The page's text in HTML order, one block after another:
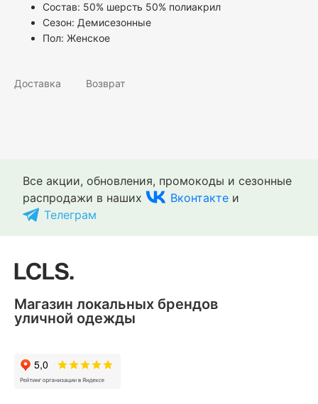
Состав: 50% шерсть 50% полиакрил
Сезон: Демисезонные
Пол: Женское
Доставка Возврат
Все акции, обновления, промокоды и сезонные
распродажи в наших
Вконтакте и
Телеграм
Магазин локальных брендов
уличной одежды